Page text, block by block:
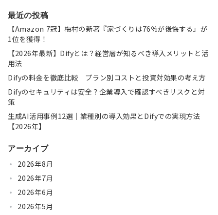
最近の投稿
【Amazon 7冠】梅村の新著『家づくりは76％が後悔する』が
1位を獲得！
【2026年最新】Difyとは？経営層が知るべき導入メリットと活
用法
Difyの料金を徹底比較｜プラン別コストと投資対効果の考え方
Difyのセキュリティは安全？企業導入で確認すべきリスクと対
策
生成AI活用事例12選｜業種別の導入効果とDifyでの実現方法
【2026年】
アーカイブ
2026年8月
2026年7月
2026年6月
2026年5月